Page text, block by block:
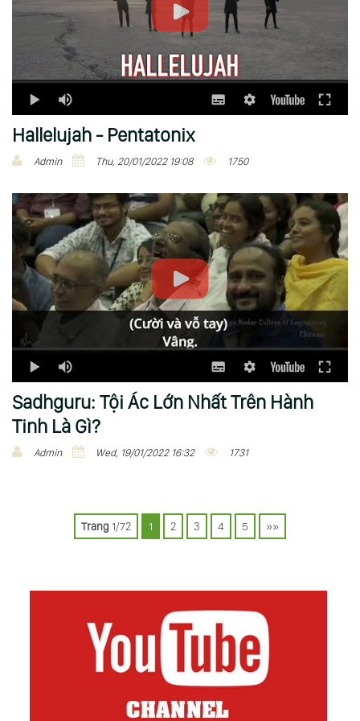
Hallelujah - Pentatonix
Admin Thu, 20/01/2022 19:08 1750
Sadhguru: Tội Ác Lớn Nhất Trên Hành
Tinh Là Gì?
Admin Wed, 19/01/2022 16:32 1731
Trang 1/72 1 2 3 4 5 »»